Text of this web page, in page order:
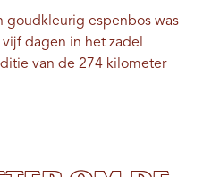
goudkleurig espenbos was
dagen in het zadel
van de 274 kilometer